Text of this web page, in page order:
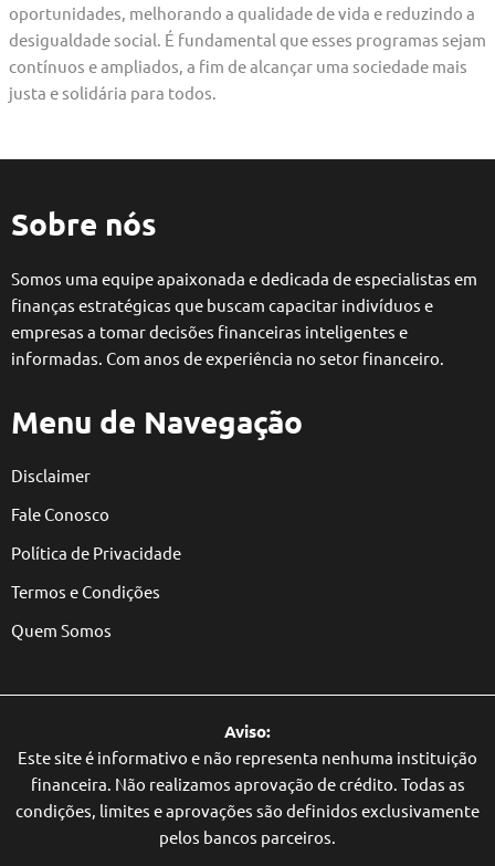
oportunidades, melhorando a qualidade de vida e reduzindo a
desigualdade social. É fundamental que esses programas sejam
contínuos e ampliados, a fim de alcançar uma sociedade mais
justa e solidária para todos.
Sobre nós
Somos uma equipe apaixonada e dedicada de especialistas em
finanças estratégicas que buscam capacitar indivíduos e
empresas a tomar decisões financeiras inteligentes e
informadas. Com anos de experiência no setor financeiro.
Menu de Navegação
Disclaimer
Fale Conosco
Política de Privacidade
Termos e Condições
Quem Somos
Aviso:
Este site é informativo e não representa nenhuma instituição
financeira. Não realizamos aprovação de crédito. Todas as
condições, limites e aprovações são definidos exclusivamente
pelos bancos parceiros.